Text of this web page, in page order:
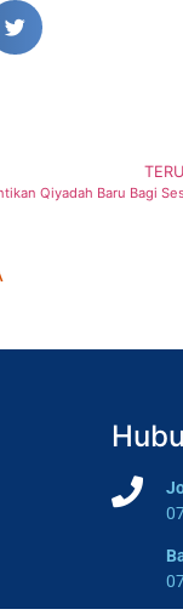
Qiyadah Baru Bagi